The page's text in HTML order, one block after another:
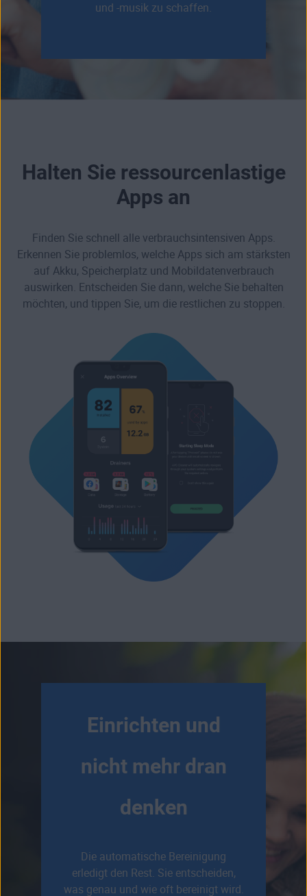
und -musik zu schaffen.
Halten Sie ressourcenlastige
Apps an
Finden Sie schnell alle verbrauchsintensiven Apps.
Erkennen Sie problemlos, welche Apps sich am stärksten
auf Akku, Speicherplatz und Mobildatenverbrauch
auswirken. Entscheiden Sie dann, welche Sie behalten
möchten, und tippen Sie, um die restlichen zu stoppen.
Einrichten und
nicht mehr dran
denken
Die automatische Bereinigung
erledigt den Rest. Sie entscheiden,
was genau und wie oft bereinigt wird.